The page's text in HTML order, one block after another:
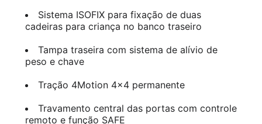
Sistema ISOFIX para fixação de duas
cadeiras para criança no banco traseiro
Tampa traseira com sistema de alívio de
peso e chave
Tração 4Motion 4×4 permanente
Travamento central das portas com controle
remoto e função SAFE